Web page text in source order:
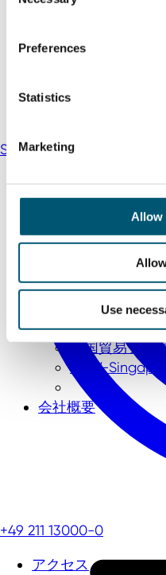
l
Preferences
Statistics
Marketing
Allow
Use
国際見本市
企業向け視察
外国貿易デー
NRW-
会社概要
Send an email
+49 211 13000-0
アクセス